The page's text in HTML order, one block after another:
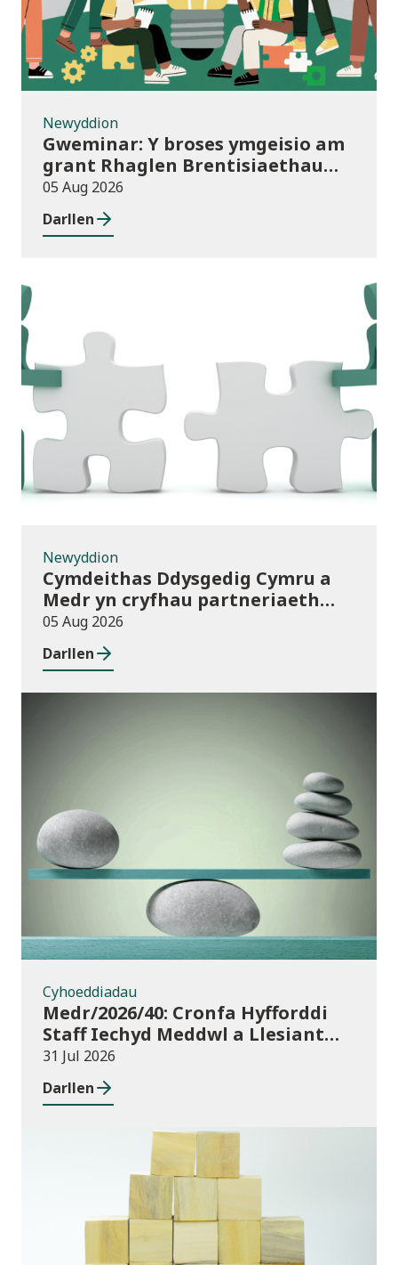
Newyddion
Gweminar: Y broses ymgeisio am
grant Rhaglen Brentisiaethau
Cymru newydd
05 Aug 2026
Darllen
Newyddion
Newyddion
Cymdeithas Ddysgedig Cymru a
Medr yn cryfhau partneriaeth
hirdymor
05 Aug 2026
Darllen
Cyhoeddiadau
Cyhoeddiadau
Medr/2026/40: Cronfa Hyfforddi
Staff Iechyd Meddwl a Llesiant
Dysgu Oedolion yn y Gymuned
31 Jul 2026
Darllen